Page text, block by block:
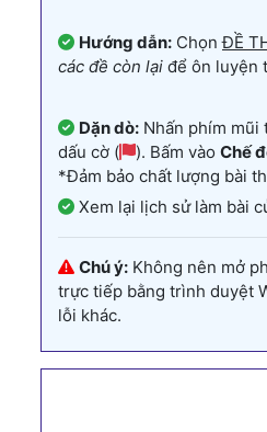
Hướng dẫn: ChọnĐỀ
các đề còn lại để ôn luyện
Dặn dò: Nhấn phím mũi
dấu cờ (
). Bấm vào Chế
*Đảm bảo chất lượng bài
Xem lại lịch sử làm bài
Chú ý: Không nên mở
trực tiếp bằng trình duyệt
lỗi khác.